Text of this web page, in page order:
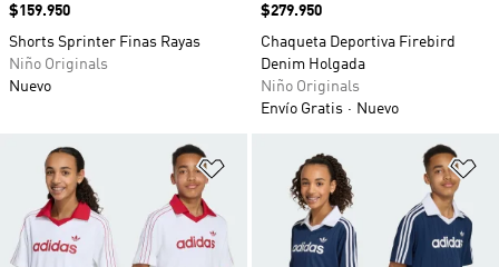
Precio
$159.950
Shorts Sprinter Finas Rayas
Niño Originals
Nuevo
Precio
$279.950
Chaqueta Deportiva Firebird
Denim Holgada
Niño Originals
Envío Gratis
Nuevo
Añadir a la lista de deseos